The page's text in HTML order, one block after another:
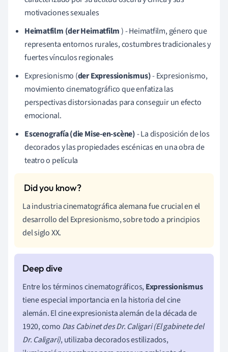
motivaciones sexuales
Heimatfilm (der Heimatfilm) - Heimatfilm, género que
representa entornos rurales, costumbres tradicionales y
fuertes vínculos regionales
Expresionismo (der Expressionismus)- Expresionismo,
movimiento cinematográfico que enfatiza las
perspectivas distorsionadas para conseguir un efecto
emocional.
Escenografía (die Mise-en-scène)- La disposición de los
decorados y las propiedades escénicas en una obra de
teatro o película
La industria cinematográfica alemana fue crucial en el
desarrollo del Expresionismo, sobre todo a principios
del siglo XX.
Entre los términos cinematográficos, Expressionismus
tiene especial importancia en la historia del cine
alemán. El cine expresionista alemán de la década de
1920, como Das Cabinet des Dr. Caligari (El gabinete del
Dr. Caligari), utilizaba decorados estilizados,